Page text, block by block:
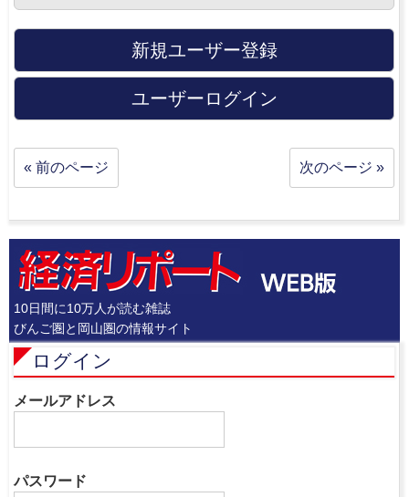
新規ユーザー登録
ユーザーログイン
« 前のページ 次のページ »
10日間に10万人が読む雑誌
びんご圏と岡山圏の情報サイト
ログイン
メールアドレス
パスワード